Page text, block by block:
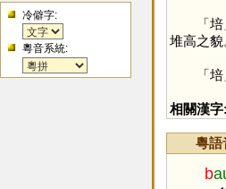
冷僻字:
粵音系統:
「培
堆高之
「培
相關漢字:
粵語
b